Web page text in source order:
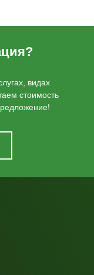
видах
стоимость